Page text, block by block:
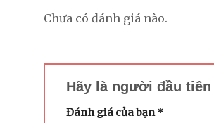
Chưa có đánh giá nào.
Hãy là người đầu tiên
Đánh giá của bạn*